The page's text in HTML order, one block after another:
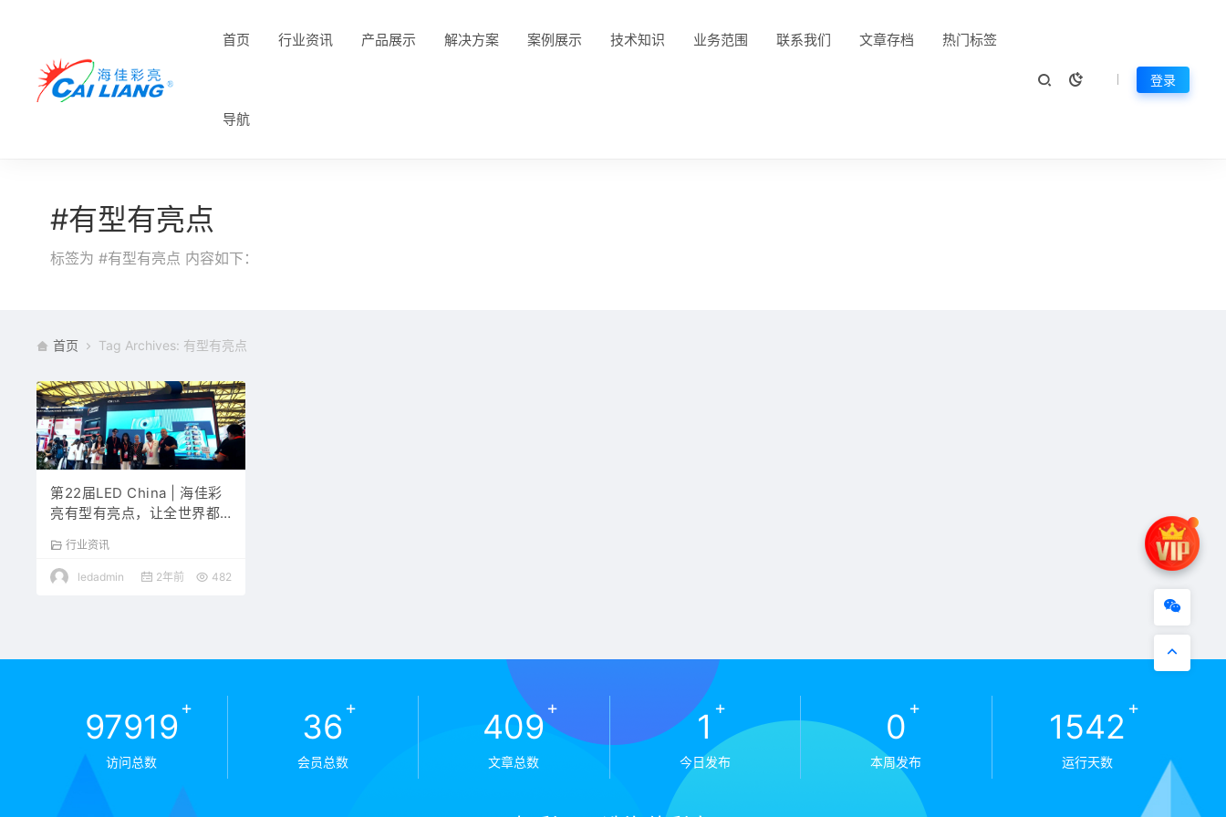
首页 行业资讯 产品展示 解决方案 案例展示 技术知识 业务范围 联系我们 文章存档 热门标签
导航
登录
#有型有亮点
标签为 #有型有亮点 内容如下：
首页 Tag Archives: 有型有亮点
第22届LED China | 海佳彩
亮有型有亮点，让全世界都
行业资讯
ledadmin 2年前 482
97919+
访问总数
36+
会员总数
409+
文章总数
1 +
今日发布
0 +
本周发布
1542 +
运行天数